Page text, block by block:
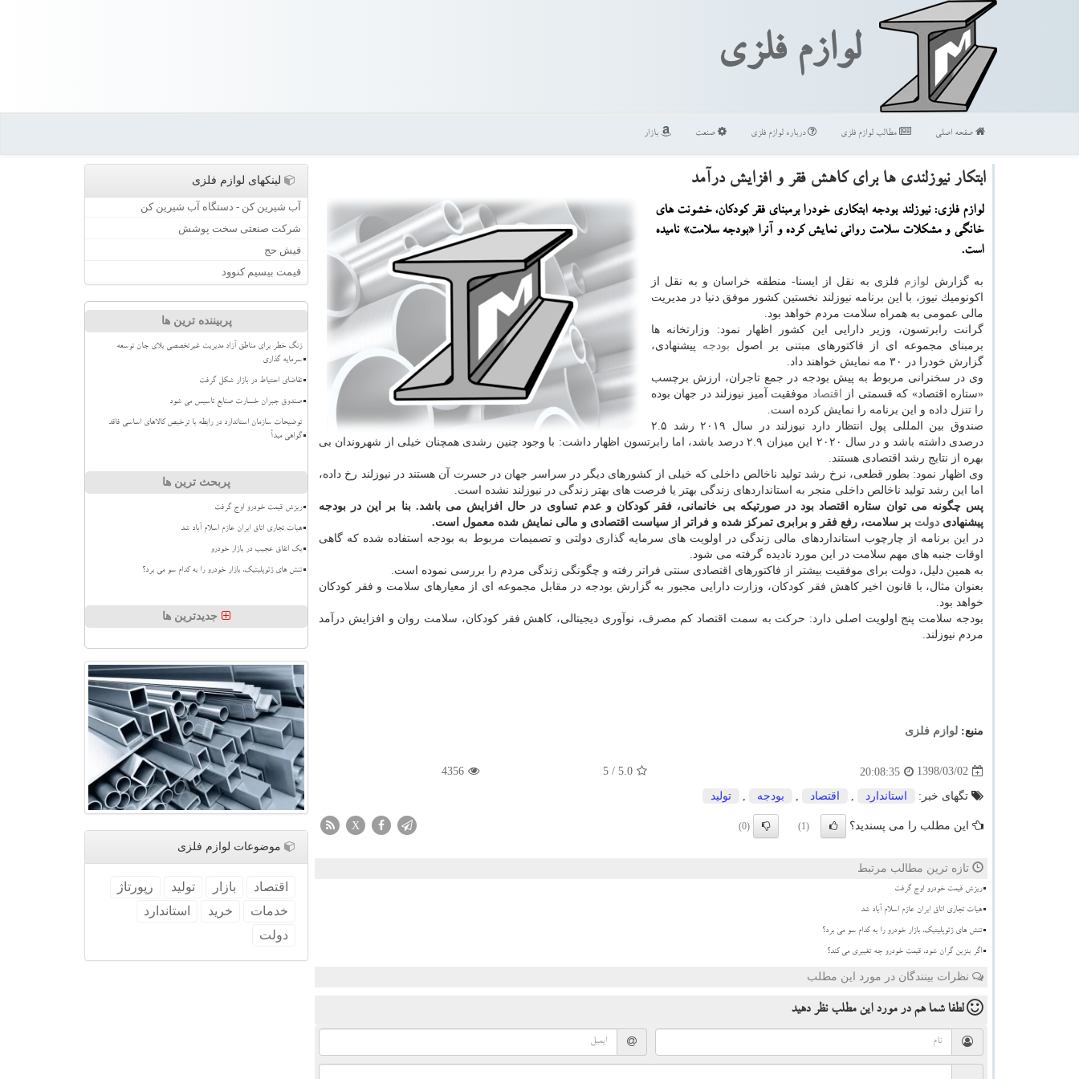
لوازم فلزی
صفحه اصلی مطالب لوازم فلزی درباره لوازم فلزی صنعت بازار
ابتكار نیوزلندی ها برای كاهش فقر و افزایش درآمد
لوازم فلزی: نیوزلند بودجه ابتكاری خودرا برمبنای فقر كودكان، خشونت های
خانگی و مشكلات سلامت روانی نمایش كرده و آنرا «بودجه سلامت» نامیده
است.
به گزارش لوازم فلزی به نقل از ایسنا- منطقه خراسان و به نقل از
اكونومیك نیوز، با این برنامه نیوزلند نخستین كشور موفق دنیا در مدیریت
مالی عمومی به همراه سلامت مردم خواهد بود.
گرانت رابرتسون، وزیر دارایی این كشور اظهار نمود: وزارتخانه ها
برمبنای مجموعه ای از فاكتورهای مبتنی بر اصول بودجه پیشنهادی،
گزارش خودرا در ۳۰ مه نمایش خواهند داد.
وی در سخنرانی مربوط به پیش بودجه در جمع تاجران، ارزش برچسب
«ستاره اقتصاد» كه قسمتی از
اقتصاد موفقیت آمیز نیوزلند در جهان بوده
را تنزل داده و این برنامه را نمایش كرده است.
صندوق بین المللی پول انتظار دارد نیوزلند در سال ۲۰۱۹ رشد ۲.۵
درصدی داشته باشد و در سال ۲۰۲۰ این میزان ۲.۹ درصد باشد، اما رابرتسون اظهار داشت: با وجود چنین رشدی همچنان خیلی از شهروندان بی
بهره از نتایج رشد اقتصادی هستند.
وی اظهار نمود: بطور قطعی، نرخ رشد تولید ناخالص داخلی كه خیلی از كشورهای دیگر در سراسر جهان در حسرت آن هستند در نیوزلند رخ داده،
اما این رشد تولید ناخالص داخلی منجر به استانداردهای زندگی بهتر یا فرصت های بهتر زندگی در نیوزلند نشده است.
پس چگونه می توان ستاره اقتصاد بود در صورتیكه بی خانمانی، فقر كودكان و عدم تساوی در حال افزایش می باشد. بنا بر این در بودجه
پیشنهادی دولت بر سلامت، رفع فقر و برابری تمركز شده و فراتر از سیاست اقتصادی و مالی نمایش شده معمول است.
در این برنامه از چارچوب استانداردهای مالی زندگی در اولویت های سرمایه گذاری دولتی و تصمیمات مربوط به بودجه استفاده شده كه گاهی
اوقات جنبه های مهم سلامت در این مورد نادیده گرفته می شود.
به همین دلیل، دولت برای موفقیت بیشتر از فاكتورهای اقتصادی سنتی فراتر رفته و چگونگی زندگی مردم را بررسی نموده است.
بعنوان مثال، با قانون اخیر كاهش فقر كودكان، وزارت دارایی مجبور به گزارش بودجه در مقابل مجموعه ای از معیارهای سلامت و فقر كودكان
خواهد بود.
بودجه سلامت پنج اولویت اصلی دارد: حركت به سمت اقتصاد كم مصرف، نوآوری دیجیتالی، كاهش فقر كودكان، سلامت روان و افزایش درآمد
مردم نیوزلند.
منبع: لوازم فلزی
1398/03/02
20:08:35
5.0
/ 5
4356
تگهای خبر: استاندارد اقتصاد بودجه تولید
این مطلب را می پسندید؟ (1)
(0)
X
تازه ترین مطالب مرتبط
ریزش قیمت خودرو اوج گرفت
هیات تجاری اتاق ایران عازم اسلام آباد شد
تنش های ژئوپلیتیک، بازار خودرو را به کدام سو می برد؟
اگر بنزین گران شود، قیمت خودرو چه تغییری می کند؟
نظرات بینندگان در مورد این مطلب
لطفا شما همدر مورد این مطلب نظر دهید
لینکهای لوازم فلزی
آب شیرین کن - دستگاه آب شیرین کن
شرکت صنعتی سخت پوشش
فیش حج
قیمت بیسیم کنوود
پربیننده ترین ها
زنگ خطر برای مناطق آزاد مدیریت غیرتخصصی بلای جان توسعه
سرمایه گذاری
تقاضای احتیاط در بازار شکل گرفت
صندوق جبران خسارت صنایع تاسیس می شود
توضیحات سازمان استاندارد در رابطه با ترخیص کالاهای اساسی فاقد
گواهی مبدأ
پربحث ترین ها
ریزش قیمت خودرو اوج گرفت
هیات تجاری اتاق ایران عازم اسلام آباد شد
بک اتفاق عجیب در بازار خودرو
تنش های ژئوپلیتیک، بازار خودرو را به کدام سو می برد؟
جدیدترین ها
موضوعات لوازم فلزی
اقتصاد بازار تولید
رپورتاژ
خدمات
خرید
استاندارد
دولت